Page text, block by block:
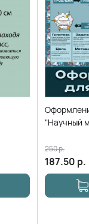
"Научный
187.50 р.
250р.